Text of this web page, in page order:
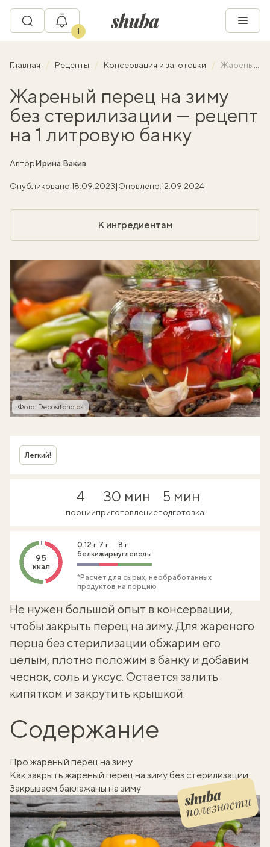
1
Главная Рецепты Консервация и заготовки Жареный перец на зиму без стерилизации — рецепт на 1 литровую банку
Жареный перец на зиму
без стерилизации — рецепт
на 1 литровую банку
АвторИрина Вакив
Опубликовано:18.09.2023|Оновлено:12.09.2024
К ингредиентам
Фото: Depositphotos
Легкий!
4
порции
30 мин
приготовление
5 мин
подготовка
95
ккал
0.12 г
белки
7 г
жиры
8 г
углеводы
*Расчет для сырых, необработанных
продуктов на порцию
Не нужен большой опыт в консервации,
чтобы закрыть перец на зиму. Для жареного
перца без стерилизации обжарим его
целым, плотно положим в банку и добавим
чеснок, соль и уксус. Остается залить
кипятком и закрутить крышкой.
Содержание
Про жареный перец на зиму
Как закрыть жареный перец на зиму без стерилизации
Закрываем баклажаны на зиму
полезности
Шуба полезности